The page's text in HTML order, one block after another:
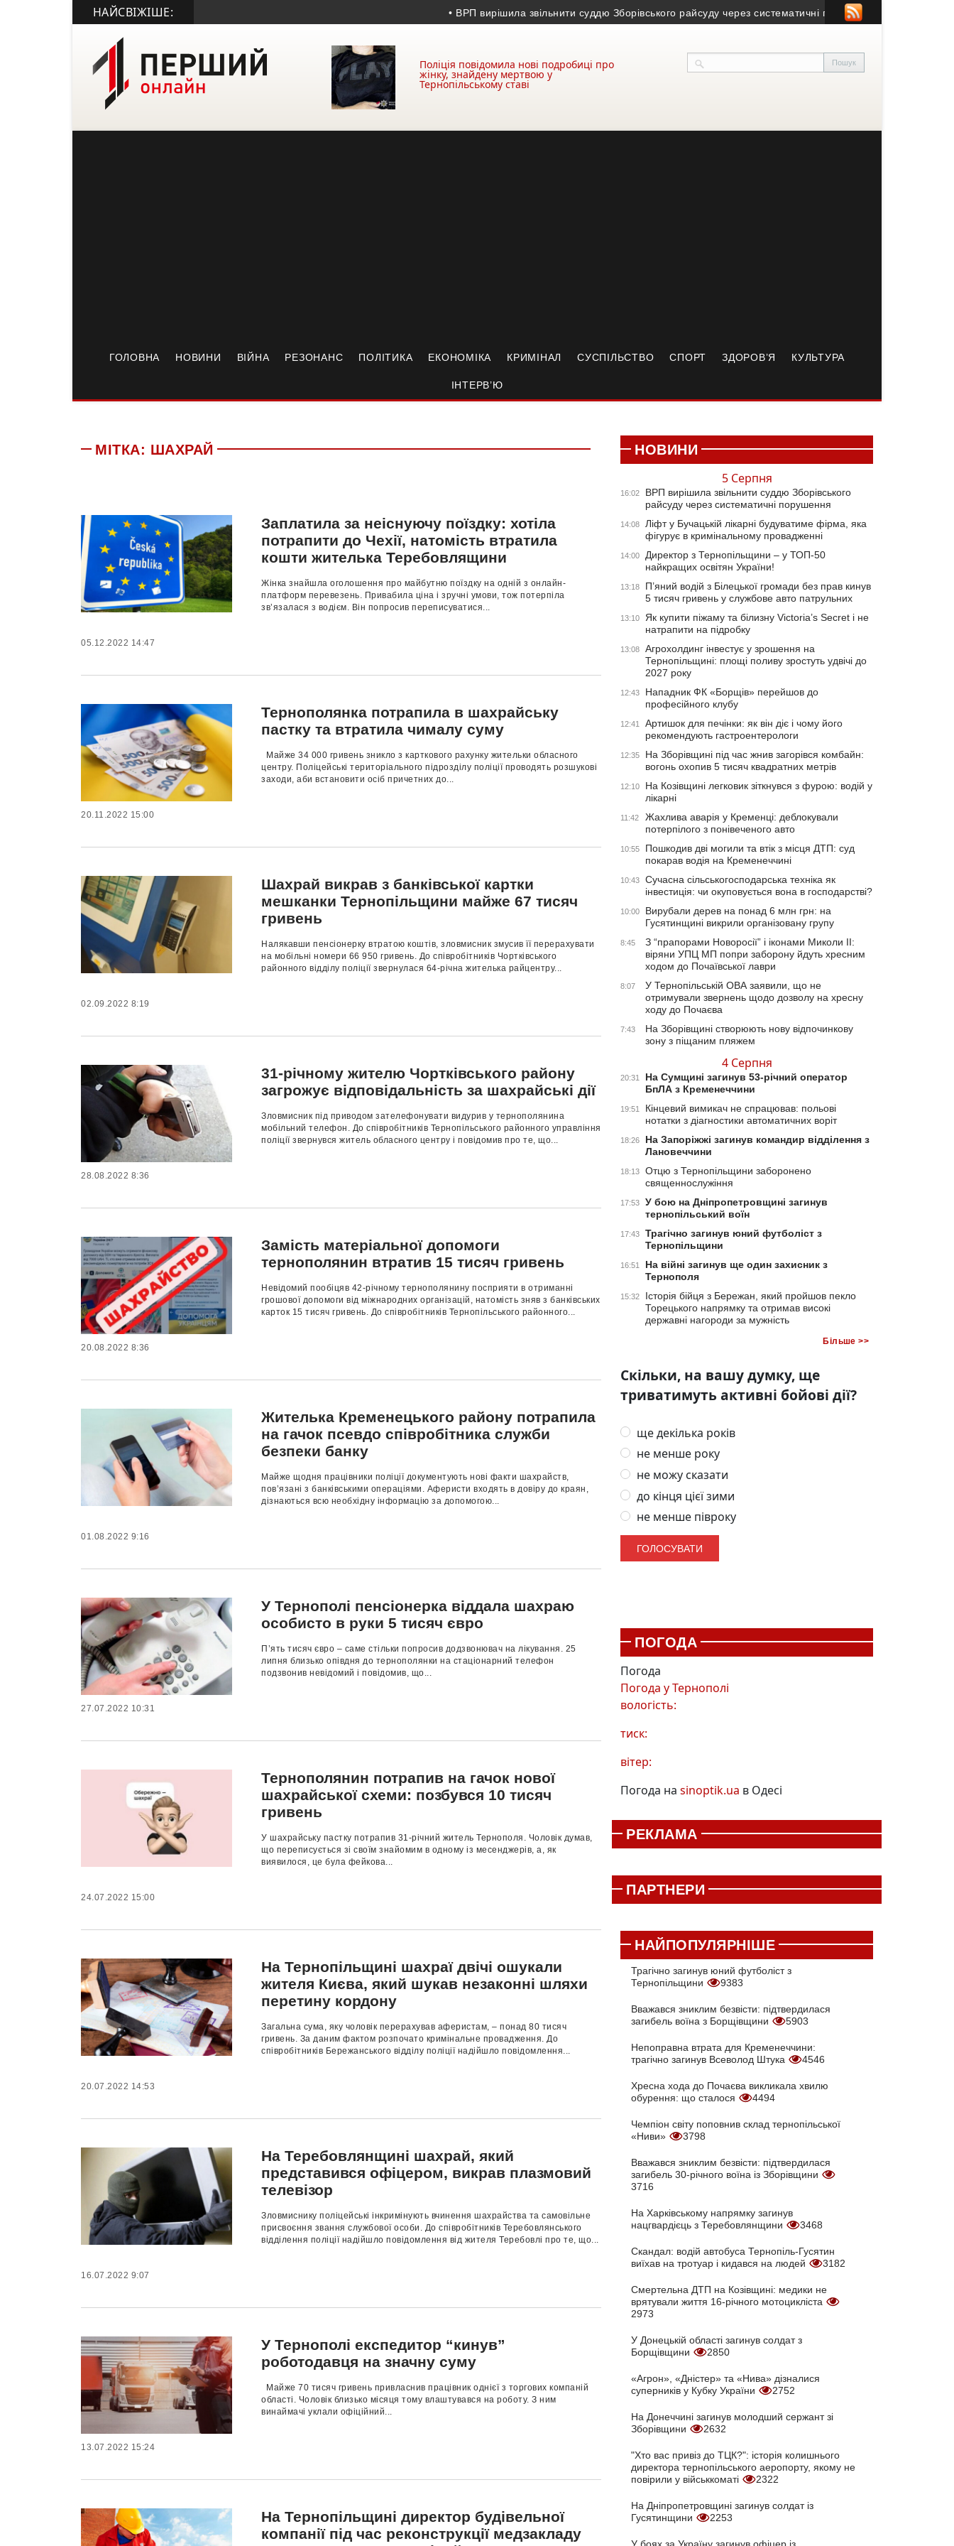
НАЙСВІЖІШЕ: • ВРП вирішила звільнити суддю Зборівського райсуду через систематичні порушення • Ліфт у Бучацькій
Поліція повідомила нові подробиці про
жінку, знайдену мертвою у
Тернопільському ставі
ГОЛОВНА НОВИНИ ВІЙНА РЕЗОНАНС ПОЛІТИКА ЕКОНОМІКА КРИМІНАЛ СУСПІЛЬСТВО СПОРТ ЗДОРОВ’Я КУЛЬТУРА
ІНТЕРВ’Ю
МІТКА: ШАХРАЙ
Заплатила за неіснуючу поїздку: хотіла
потрапити до Чехії, натомість втратила
кошти жителька Теребовлящини
Жінка знайшла оголошення про майбутню поїздку на одній з онлайн-
платформ перевезень. Привабила ціна і зручні умови, тож потерпіла
зв’язалася з водієм. Він попросив переписуватися...
05.12.2022 14:47
Тернополянка потрапила в шахрайську
пастку та втратила чималу суму
Майже 34 000 гривень зникло з карткового рахунку жительки обласного
центру. Поліцейські територіального підрозділу поліції проводять розшукові
заходи, аби встановити осіб причетних до...
20.11.2022 15:00
Шахрай викрав з банківської картки
мешканки Тернопільщини майже 67 тисяч
гривень
Налякавши пенсіонерку втратою коштів, зловмисник змусив її перерахувати
на мобільні номери 66 950 гривень. До співробітників Чортківського
районного відділу поліції звернулася 64-річна жителька райцентру...
02.09.2022 8:19
31-річному жителю Чортківського району
загрожує відповідальність за шахрайські дії
Зловмисник під приводом зателефонувати видурив у тернополянина
мобільний телефон. До співробітників Тернопільського районного управління
поліції звернувся житель обласного центру і повідомив про те, що...
28.08.2022 8:36
Замість матеріальної допомоги
тернополянин втратив 15 тисяч гривень
Невідомий пообіцяв 42-річному тернополянину посприяти в отриманні
грошової допомоги від міжнародних організацій, натомість зняв з банківських
карток 15 тисяч гривень. До співробітників Тернопільського районного...
20.08.2022 8:36
Жителька Кременецького району потрапила
на гачок псевдо співробітника служби
безпеки банку
Майже щодня працівники поліції документують нові факти шахрайств,
пов’язані з банківськими операціями. Аферисти входять в довіру до краян,
дізнаються всю необхідну інформацію за допомогою...
01.08.2022 9:16
У Тернополі пенсіонерка віддала шахраю
особисто в руки 5 тисяч євро
П’ять тисяч євро – саме стільки попросив додзвонювач на лікування. 25
липня близько опівдня до тернополянки на стаціонарний телефон
подзвонив невідомий і повідомив, що...
27.07.2022 10:31
Тернополянин потрапив на гачок нової
шахрайської схеми: позбувся 10 тисяч
гривень
У шахрайську пастку потрапив 31-річний житель Тернополя. Чоловік думав,
що переписується зі своїм знайомим в одному із месенджерів, а, як
виявилося, це була фейкова...
24.07.2022 15:00
На Тернопільщині шахраї двічі ошукали
жителя Києва, який шукав незаконні шляхи
перетину кордону
Загальна сума, яку чоловік перерахував аферистам, – понад 80 тисяч
гривень. За даним фактом розпочато кримінальне провадження. До
співробітників Бережанського відділу поліції надійшло повідомлення...
20.07.2022 14:53
На Теребовлянщині шахрай, який
представився офіцером, викрав плазмовий
телевізор
Зловмиснику поліцейські інкримінують вчинення шахрайства та самовільне
присвоєння звання службової особи. До співробітників Теребовлянського
відділення поліції надійшло повідомлення від жителя Теребовлі про те, що...
16.07.2022 9:07
У Тернополі експедитор “кинув”
роботодавця на значну суму
Майже 70 тисяч гривень привласнив працівник однієї з торгових компаній
області. Чоловік близько місяця тому влаштувався на роботу. З ним
винаймачі уклали офіційний...
13.07.2022 15:24
На Тернопільщині директор будівельної
компанії під час реконструкції медзакладу
НОВИНИ
5 Серпня
16:02
ВРП вирішила звільнити суддю Зборівського
райсуду через систематичні порушення
14:08
Ліфт у Бучацькій лікарні будуватиме фірма, яка
фігурує в кримінальному провадженні
14:00
Директор з Тернопільщини – у ТОП-50
найкращих освітян України!
13:18
П’яний водій з Білецької громади без прав кинув
5 тисяч гривень у службове авто патрульних
13:10
Як купити піжаму та білизну Victoria’s Secret і не
натрапити на підробку
13:08
Агрохолдинг інвестує у зрошення на
Тернопільщині: площі поливу зростуть удвічі до
2027 року
12:43
Нападник ФК «Борщів» перейшов до
професійного клубу
12:41
Артишок для печінки: як він діє і чому його
рекомендують гастроентерологи
12:35
На Зборівщині під час жнив загорівся комбайн:
вогонь охопив 5 тисяч квадратних метрів
12:10
На Козівщині легковик зіткнувся з фурою: водій у
лікарні
11:42
Жахлива аварія у Кременці: деблокували
потерпілого з понівеченого авто
10:55
Пошкодив дві могили та втік з місця ДТП: суд
покарав водія на Кременеччині
10:43
Сучасна сільськогосподарська техніка як
інвестиція: чи окуповується вона в господарстві?
10:00
Вирубали дерев на понад 6 млн грн: на
Гусятинщині викрили організовану групу
8:45
З “прапорами Новоросії” і іконами Миколи ІІ:
віряни УПЦ МП попри заборону йдуть хресним
ходом до Почаївської лаври
8:07
У Тернопільській ОВА заявили, що не
отримували звернень щодо дозволу на хресну
ходу до Почаєва
7:43
На Зборівщині створюють нову відпочинкову
зону з піщаним пляжем
4 Серпня
20:31
На Сумщині загинув 53-річний оператор
БпЛА з Кременеччини
19:51
Кінцевий вимикач не спрацював: польові
нотатки з діагностики автоматичних воріт
18:26
На Запоріжжі загинув командир відділення з
Лановеччини
18:13
Отцю з Тернопільщини заборонено
священнослужіння
17:53
У бою на Дніпропетровщині загинув
тернопільський воїн
17:43
Трагічно загинув юний футболіст з
Тернопільщини
16:51
На війні загинув ще один захисник з
Тернополя
15:32
Історія бійця з Бережан, який пройшов пекло
Торецького напрямку та отримав високі
державні нагороди за мужність
Більше >>
Скільки, на вашу думку, ще
триватимуть активні бойові дії?
ще декілька років
не менше року
не можу сказати
до кінця цієї зими
не менше півроку
ПОГОДА
Погода
Погода уТернополі
вологість:
тиск:
вітер:
Погода на sinoptik.ua в Одесі
РЕКЛАМА
ПАРТНЕРИ
НАЙПОПУЛЯРНІШЕ
Трагічно загинув юний футболіст з
Тернопільщини
9383
Вважався зниклим безвісти: підтвердилася
загибель воїна з Борщівщини
5903
Непоправна втрата для Кременеччини:
трагічно загинув Всеволод Штука
4546
Хресна хода до Почаєва викликала хвилю
обурення: що сталося
4494
Чемпіон світу поповнив склад тернопільської
«Ниви»
3798
Вважався зниклим безвісти: підтвердилася
загибель 30-річного воїна із Зборівщини
3716
На Харківському напрямку загинув
нацгвардієць з Теребовлянщини
3468
Скандал: водій автобуса Тернопіль-Гусятин
виїхав на тротуар і кидався на людей
3182
Смертельна ДТП на Козівщині: медики не
врятували життя 16-річного мотоцикліста
2973
У Донецькій області загинув солдат з
Борщівщини
2850
«Агрон», «Дністер» та «Нива» дізналися
суперників у Кубку України
2752
На Донеччині загинув молодший сержант зі
Зборівщини
2632
"Хто вас привіз до ТЦК?": історія колишнього
директора тернопільського аеропорту, якому не
повірили у військкоматі
2322
На Дніпропетровщині загинув солдат із
Гусятинщини
2253